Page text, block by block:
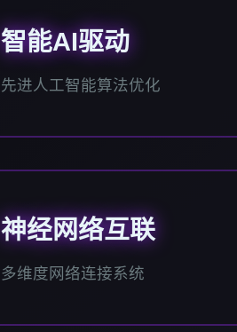
智能AI驱动
先进人工智能算法优化
神经网络互联
多维度网络连接系统